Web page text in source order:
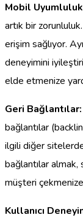
Mobil Uyumluluk
artık bir
erişim sağlıyor.
deneyimini
elde etmenize
Geri Bağlantılar:
bağlantılar
ilgili diğer
bağlantılar almak,
müşteri çekmenize
Kullanıcı